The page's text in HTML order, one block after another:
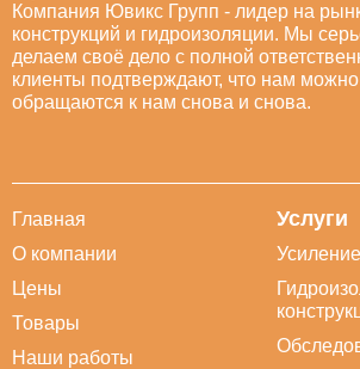
Компания Ювикс Групп - лидер на
конструкций и гидроизоляции. Мы
делаем своё дело с полной
клиенты подтверждают, что нам
обращаются к нам снова и снова.
Главная
О компании
Цены
Товары
Наши работы
Услуги